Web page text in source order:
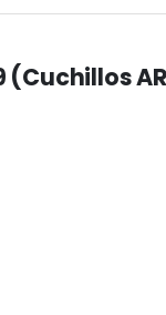
(Cuchillos